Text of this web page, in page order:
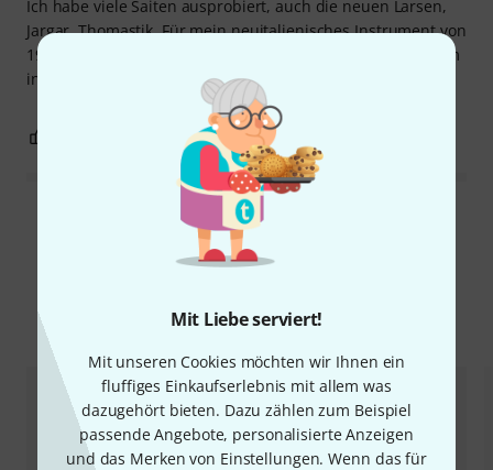
Mit Liebe serviert!
Mit unseren Cookies möchten wir Ihnen ein
fluffiges Einkaufserlebnis mit allem was
dazugehört bieten. Dazu zählen zum Beispiel
passende Angebote, personalisierte Anzeigen
und das Merken von Einstellungen. Wenn das für
Ich habe viele Saiten ausprobiert, auch die neuen Larsen,
Jargar, Thomastik. Für mein neuitalienisches Instrument von
1962 kam als Optimum für die D-Saite nur Pirastro Medium
in Frage.
BEWERTUNG MELDEN
Alle Bewertungen lesen
Alternativen vergleichen